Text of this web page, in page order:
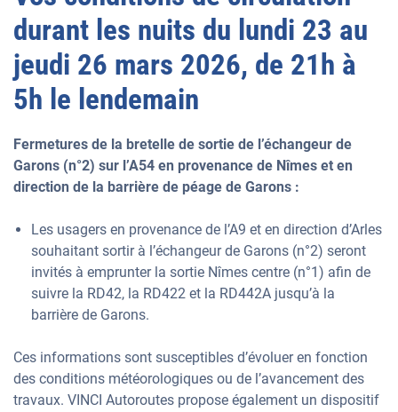
durant les nuits du lundi 23 au
jeudi 26 mars 2026, de 21h à
5h le lendemain
Fermetures de la bretelle de sortie de l’échangeur de
Garons (n°2) sur l’A54 en provenance de Nîmes et en
direction de la barrière de péage de Garons :
Les usagers en provenance de l’A9 et en direction d’Arles
souhaitant sortir à l’échangeur de Garons (n°2) seront
invités à emprunter la sortie Nîmes centre (n°1) afin de
suivre la RD42, la RD422 et la RD442A jusqu’à la
barrière de Garons.
Ces informations sont susceptibles d’évoluer en fonction
des conditions météorologiques ou de l’avancement des
travaux. VINCI Autoroutes propose également un dispositif